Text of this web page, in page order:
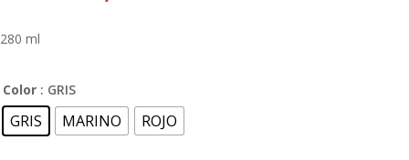
280 ml
Color : GRIS
GRIS MARINO ROJO